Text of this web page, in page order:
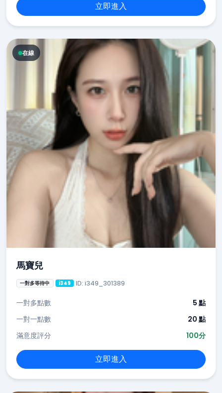
立即進入
在線
馬寶兒
一對多等待中 i349 ID: i349_301389
一對多點數
5 點
一對一點數
20 點
滿意度評分
100分
立即進入